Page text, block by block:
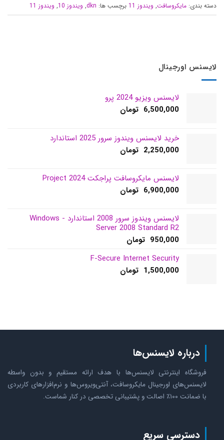
دسته بندی: مایکروسافت, ویندوز 11 برچسب ها: dkn
, ویندوز 10 , ویندوز 11
لایسنس اورجینال
لایسنس ویزیو 2024 پرو
6,500,000 تومان
خرید لایسنس ویندوز سرور 2025 استاندارد
2,250,000 تومان
لایسنس مایکروسافت پراجکت 2024 Project
6,900,000 تومان
لایسنس ویندوز سرور 2008 استاندارد - Windows
Server 2008 Standard R2
950,000 تومان
F-Secure Internet Security
1,500,000 تومان
درباره لایسنس‌ها
فروشگاه اینترنتی لایسنس‌ها با هدف ارائه مستقیم و بدون واسطه
لایسنس‌های اورجینال مایکروسافت، آنتی‌ویروس‌ها و نرم‌افزارهای کاربردی
با ضمانت ۱۰۰٪ اصالت و پشتیبانی تخصصی در کنار شماست.
دسترسی سریع